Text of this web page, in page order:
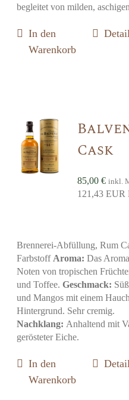
begleitet von milden,
In den
Warenkorb
Cask
85,00€ inkl.
121,43 EUR
Brennerei-Abfüllung, Rum
Farbstoff Aroma: Das
Noten von tropischen
und Toffee.Geschmack:
und Mangos mit einem
Hintergrund. Sehr cremig.
Nachklang: Anhaltend mit
gerösteter Eiche.
In den
Warenkorb